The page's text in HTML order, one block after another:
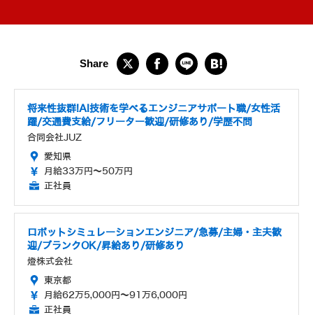
将来性抜群!AI技術を学べるエンジニアサポート職/女性活
躍/交通費支給/フリーター歓迎/研修あり/学歴不問
合同会社JUZ
愛知県
月給33万円～50万円
正社員
ロボットシミュレーションエンジニア/急募/主婦・主夫歓
迎/ブランクOK/昇給あり/研修あり
燈株式会社
東京都
月給62万5,000円～91万6,000円
正社員